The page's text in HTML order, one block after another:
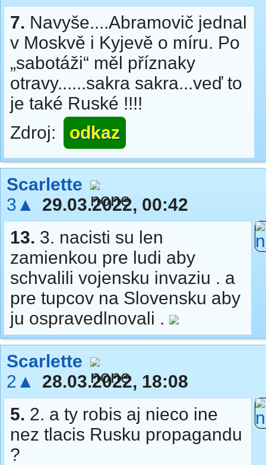
7. Navyše....Abramovič jednal
v Moskvě i Kyjevě o míru. Po
„sabotáži“ měl příznaky
otravy......sakra sakra...veď to
je také Ruské !!!!
Zdroj:
odkaz
Scarlette
3▲
29.03.2022, 00:42
13. 3. nacisti su len
zamienkou pre ludi aby
schvalili vojensku invaziu . a
pre tupcov na Slovensku aby
ju ospravedlnovali .
Scarlette
2▲
28.03.2022, 18:08
5. 2. a ty robis aj nieco ine
nez tlacis Rusku propagandu
?